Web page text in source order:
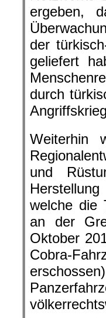
ergeben,
der
geliefert
durch
Weiterhin
und
welche die
an der
Oktober
Cobra-